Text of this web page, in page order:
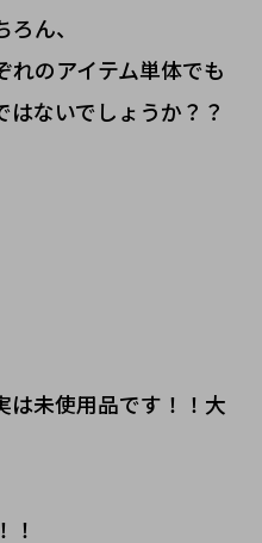
ん、
れのアイテム単体でも
ないでしょうか？？
は未使用品です！！大
！